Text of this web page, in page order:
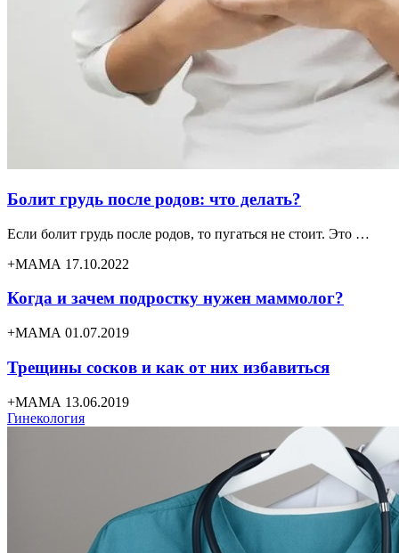
Болит грудь после родов: что делать?
Если болит грудь после родов, то пугаться не стоит. Это …
+МАМА 17.10.2022
Когда и зачем подростку нужен маммолог?
+МАМА 01.07.2019
Трещины сосков и как от них избавиться
+МАМА 13.06.2019
Гинекология